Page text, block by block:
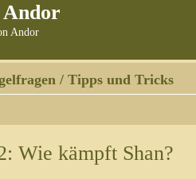
Andor
Andor
/ Tipps und Tricks
Wie kämpft Shan?